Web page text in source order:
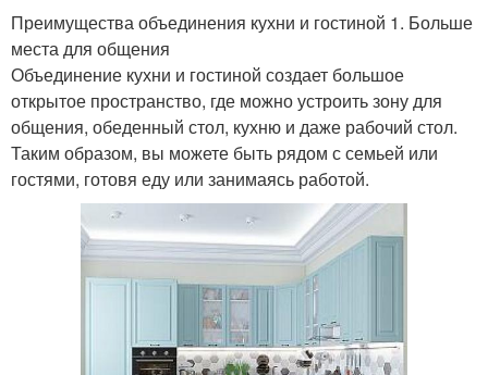
Преимущества объединения кухни и гостиной 1. Больше
места для общения
Объединение кухни и гостиной создает большое
открытое пространство, где можно устроить зону для
общения, обеденный стол, кухню и даже рабочий стол.
Таким образом, вы можете быть рядом с семьей или
гостями, готовя еду или занимаясь работой.